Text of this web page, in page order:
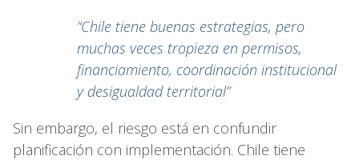
“Chile tiene buenas estrategias, pero
muchas veces tropieza en permisos,
financiamiento, coordinación institucional
y desigualdad territorial”
Sin embargo, el riesgo está en confundir
planificación con implementación. Chile tiene